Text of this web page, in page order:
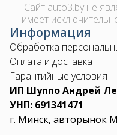
Сайт auto3.by не
имеет
Информация
Обработка
Оплата и доставка
Гарантийные условия
ИП Шуппо Андрей
УНП: 691341471
г. Минск, авторынок